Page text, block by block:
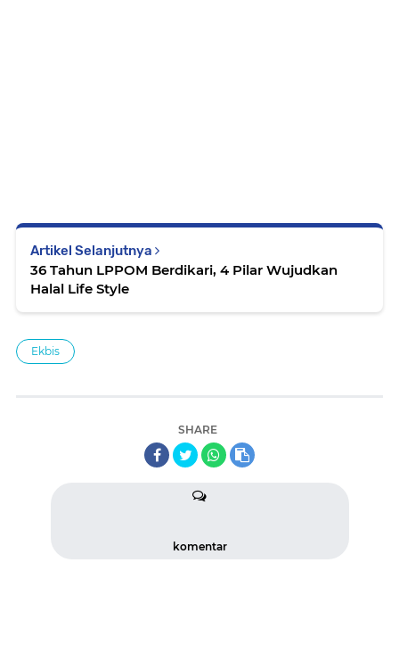
Artikel Selanjutnya
36 Tahun LPPOM Berdikari, 4 Pilar Wujudkan
Halal Life Style
Ekbis
SHARE
komentar